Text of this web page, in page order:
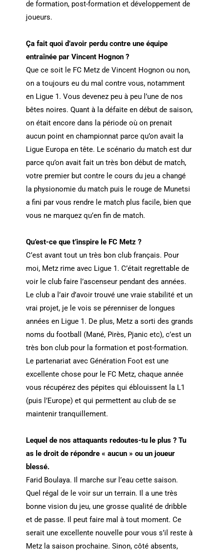
de formation, post-formation et développement de
joueurs.
Ça fait quoi d’avoir perdu contre une équipe
entraînée par Vincent Hognon ?
Que ce soit le FC Metz de Vincent Hognon ou non,
on a toujours eu du mal contre vous, notamment
en Ligue 1. Vous devenez peu à peu l’une de nos
bêtes noires. Quant à la défaite en début de saison,
on était encore dans la période où on prenait
aucun point en championnat parce qu’on avait la
Ligue Europa en tête. Le scénario du match est dur
parce qu’on avait fait un très bon début de match,
votre premier but contre le cours du jeu a changé
la physionomie du match puis le rouge de Munetsi
a fini par vous rendre le match plus facile, bien que
vous ne marquez qu’en fin de match.
Qu’est-ce que t’inspire le FC Metz ?
C’est avant tout un très bon club français. Pour
moi, Metz rime avec Ligue 1. C’était regrettable de
voir le club faire l’ascenseur pendant des années.
Le club a l’air d’avoir trouvé une vraie stabilité et un
vrai projet, je le vois se pérenniser de longues
années en Ligue 1. De plus, Metz a sorti des grands
noms du football (Mané, Pirès, Pjanic etc), c’est un
très bon club pour la formation et post-formation.
Le partenariat avec Génération Foot est une
excellente chose pour le FC Metz, chaque année
vous récupérez des pépites qui éblouissent la L1
(puis l’Europe) et qui permettent au club de se
maintenir tranquillement.
Lequel de nos attaquants redoutes-tu le plus ? Tu
as le droit de répondre « aucun » ou un joueur
blessé.
Farid Boulaya. Il marche sur l’eau cette saison.
Quel régal de le voir sur un terrain. Il a une très
bonne vision du jeu, une grosse qualité de dribble
et de passe. Il peut faire mal à tout moment. Ce
serait une excellente nouvelle pour vous s’il reste à
Metz la saison prochaine. Sinon, côté absents,